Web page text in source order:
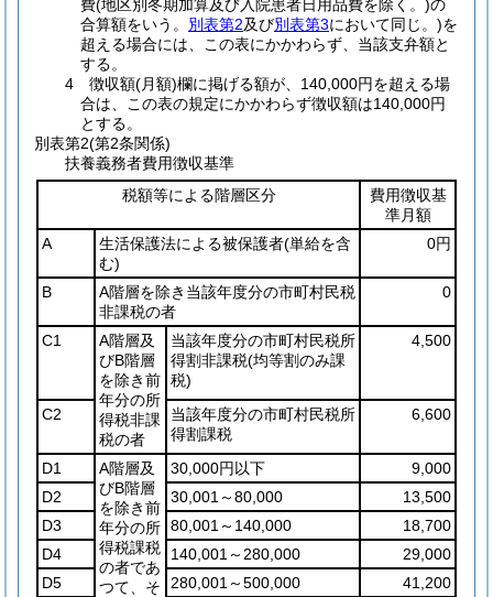
費(地区別冬期加算及び入院患者日用品費を除く。)の
合算額をいう。 別表第2及び別表第3において同じ。)を
超える場合には、この表にかかわらず、当該支弁額と
する。
4 徴収額(月額)欄に掲げる額が、140,000円を超える場
合は、この表の規定にかかわらず徴収額は140,000円
とする。
別表第2(第2条関係)
扶養義務者費用徴収基準
税額等による階層区分
費用徴収基
準月額
A
生活保護法による被保護者(単給を含
む)
0円
B
A階層を除き当該年度分の市町村民税
非課税の者
0
C1
A階層及
びB階層
を除き前
年分の所
得税非課
税の者
当該年度分の市町村民税所
得割非課税(均等割のみ課
税)
4,500
C2
当該年度分の市町村民税所
得割課税
6,600
D1
A階層及
びB階層
を除き前
年分の所
得税課税
の者であ
つて、そ
30,000円以下
9,000
D2
30,001～80,000
13,500
D3
80,001～140,000
18,700
D4
140,001～280,000
29,000
D5
280,001～500,000
41,200